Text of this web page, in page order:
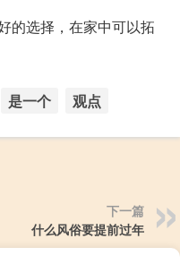
的选择，在家中可以拓
是一个 观点
下一篇
什么风俗要提前过年